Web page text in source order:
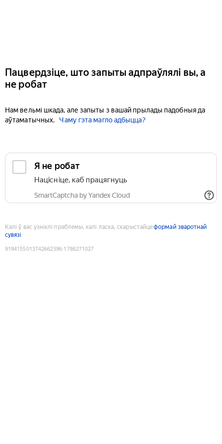
Пацвердзіце, што запыты адпраўлялі вы, а
не робат
Нам вельмі шкада, але запыты з вашай прылады падобныя да
аўтаматычных.
Чаму гэта магло адбыцца?
Я не робат
Націсніце, каб працягнуць
SmartCaptcha by Yandex Cloud
Калі ў вас узніклі праблемы, калі ласка, скарыстайцеформай зваротнай
сувязі
9194155013742662396:1786271027